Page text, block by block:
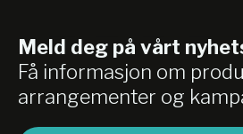
Meld deg på vårt
Få informasjon om
arrangementer og